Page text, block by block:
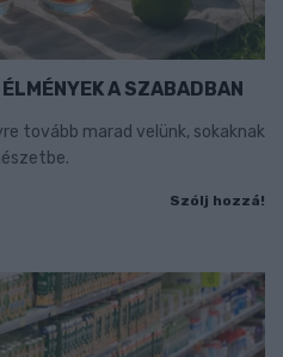
A SZABADBAN
tovább marad velünk, sokaknak
Szólj hozzá!